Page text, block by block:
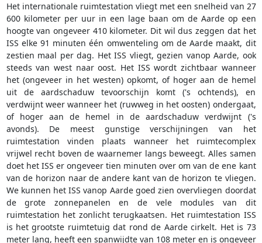
Het internationale ruimtestation vliegt met een snelheid van 27
600 kilometer per uur in een lage baan om de Aarde op een
hoogte van ongeveer 410 kilometer. Dit wil dus zeggen dat het
ISS elke 91 minuten één omwenteling om de Aarde maakt, dit
zestien maal per dag. Het ISS vliegt, gezien vanop Aarde, ook
steeds van west naar oost. Het ISS wordt zichtbaar wanneer
het (ongeveer in het westen) opkomt, of hoger aan de hemel
uit de aardschaduw tevoorschijn komt ('s ochtends), en
verdwijnt weer wanneer het (ruwweg in het oosten) ondergaat,
of hoger aan de hemel in de aardschaduw verdwijnt ('s
avonds). De meest gunstige verschijningen van het
ruimtestation vinden plaats wanneer het ruimtecomplex
vrijwel recht boven de waarnemer langs beweegt. Alles samen
doet het ISS er ongeveer tien minuten over om van de ene kant
van de horizon naar de andere kant van de horizon te vliegen.
We kunnen het ISS vanop Aarde goed zien overvliegen doordat
de grote zonnepanelen en de vele modules van dit
ruimtestation het zonlicht terugkaatsen. Het ruimtestation ISS
is het grootste ruimtetuig dat rond de Aarde cirkelt. Het is 73
meter lang, heeft een spanwijdte van 108 meter en is ongeveer